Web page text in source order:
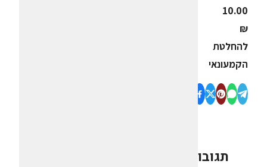
10.00
₪
להחלטת
הקמעונאי
תגובות